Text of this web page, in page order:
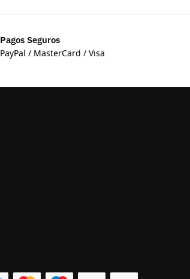
Pagos Seguros
PayPal / MasterCard / Visa